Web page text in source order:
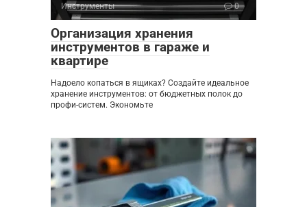
Инструменты 0
Организация хранения
инструментов в гараже и
квартире
Надоело копаться в ящиках? Создайте идеальное
хранение инструментов: от бюджетных полок до
профи-систем. Экономьте